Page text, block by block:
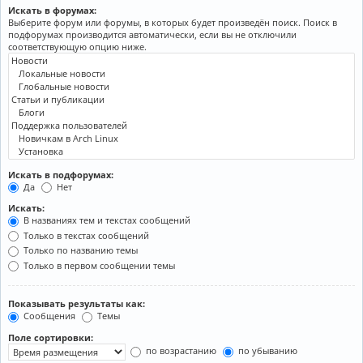
Искать в форумах:
Выберите форум или форумы, в которых будет произведён поиск. Поиск в
подфорумах производится автоматически, если вы не отключили
соответствующую опцию ниже.
Искать в подфорумах:
Да
Нет
Искать:
В названиях тем и текстах сообщений
Только в текстах сообщений
Только по названию темы
Только в первом сообщении темы
Показывать результаты как:
Сообщения
Темы
Поле сортировки:
по возрастанию
по убыванию